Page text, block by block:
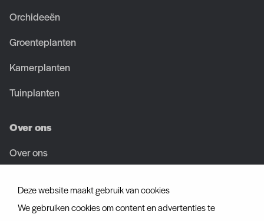
Deze website maakt gebruik van cookies
We gebruiken cookies om content en advertenties te
Orchideeën
Groenteplanten
Kamerplanten
Tuinplanten
Over ons
Over ons
Vacatures